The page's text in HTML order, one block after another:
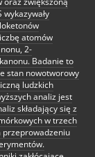
atomów
2-
Badanie to
stan nowotworowy
ludzkich
analiz jest
składający się z
w trzech
przeprowadzeniu